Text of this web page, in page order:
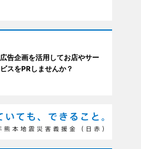
広告企画を活用してお店やサー
ビスをPRしませんか？